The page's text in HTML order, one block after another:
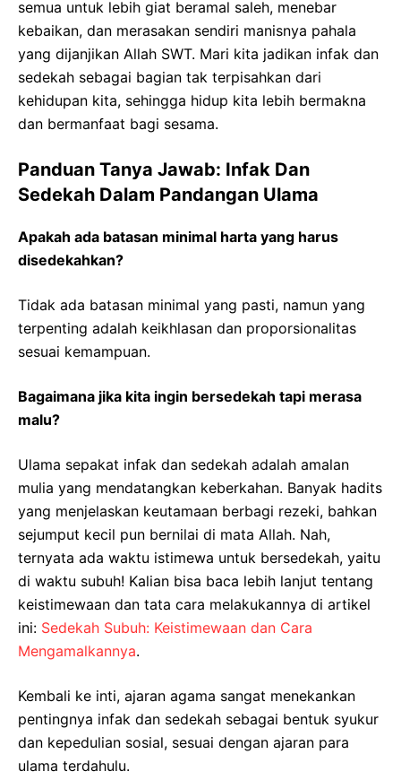
semua untuk lebih giat beramal saleh, menebar
kebaikan, dan merasakan sendiri manisnya pahala
yang dijanjikan Allah SWT. Mari kita jadikan infak dan
sedekah sebagai bagian tak terpisahkan dari
kehidupan kita, sehingga hidup kita lebih bermakna
dan bermanfaat bagi sesama.
Panduan Tanya Jawab: Infak Dan
Sedekah Dalam Pandangan Ulama
Apakah ada batasan minimal harta yang harus
disedekahkan?
Tidak ada batasan minimal yang pasti, namun yang
terpenting adalah keikhlasan dan proporsionalitas
sesuai kemampuan.
Bagaimana jika kita ingin bersedekah tapi merasa
malu?
Ulama sepakat infak dan sedekah adalah amalan
mulia yang mendatangkan keberkahan. Banyak hadits
yang menjelaskan keutamaan berbagi rezeki, bahkan
sejumput kecil pun bernilai di mata Allah. Nah,
ternyata ada waktu istimewa untuk bersedekah, yaitu
di waktu subuh! Kalian bisa baca lebih lanjut tentang
keistimewaan dan tata cara melakukannya di artikel
ini: Sedekah Subuh: Keistimewaan dan Cara
Mengamalkannya.
Kembali ke inti, ajaran agama sangat menekankan
pentingnya infak dan sedekah sebagai bentuk syukur
dan kepedulian sosial, sesuai dengan ajaran para
ulama terdahulu.